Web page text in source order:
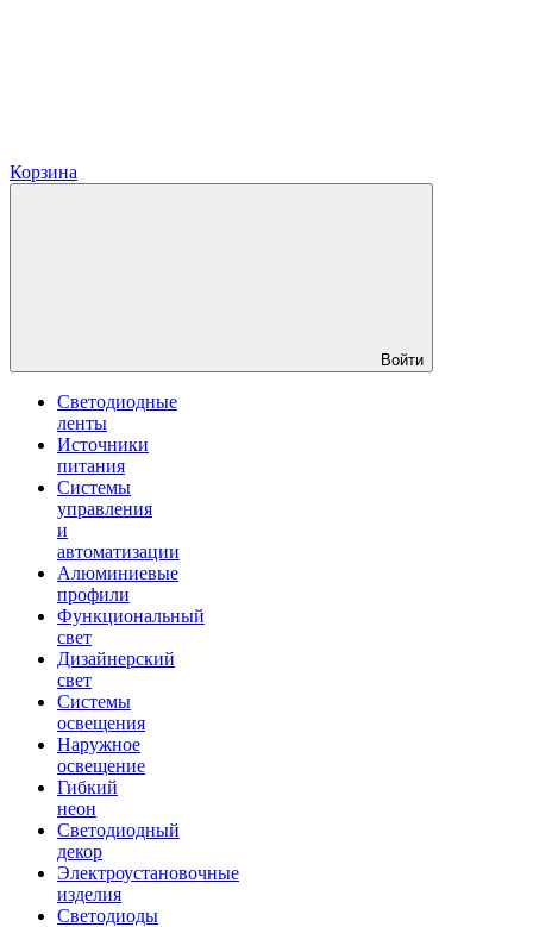
Корзина
Войти
Светодиодные
ленты
Источники
питания
Системы
управления
и
автоматизации
Алюминиевые
профили
Функциональный
свет
Дизайнерский
свет
Системы
освещения
Наружное
освещение
Гибкий
неон
Светодиодный
декор
Электроустановочные
изделия
Светодиоды